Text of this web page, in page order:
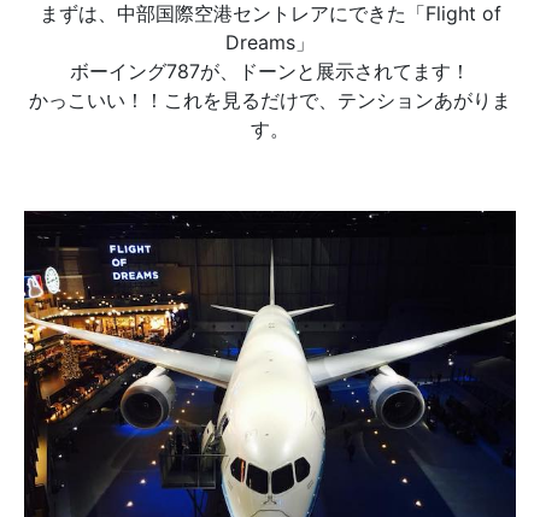
まずは、中部国際空港セントレアにできた「Flight of
Dreams」
ボーイング787が、ドーンと展示されてます！
かっこいい！！これを見るだけで、テンションあがりま
す。